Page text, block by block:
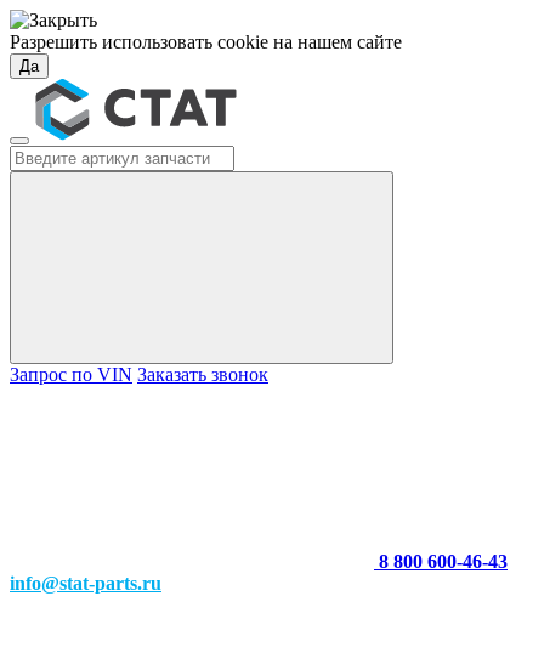
Разрешить использовать cookie на нашем сайте
Да
Запрос по VIN Заказать звонок
8 800 600-46-43
info@stat-parts.ru